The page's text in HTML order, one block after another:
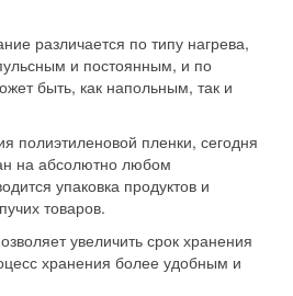
различается по типу нагрева,
и постоянным, и по
быть, как напольным, так и
полиэтиленовой пленки, сегодня
на абсолютно любом
упаковка продуктов и
товаров.
увеличить срок хранения
хранения более удобным и